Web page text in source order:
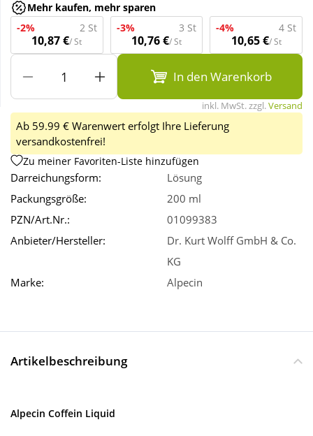
Sport & Fitness
Tierbedarf
Wellness
Mehr kaufen, mehr sparen
-2%
2 St
10,87 €/ St
-3% 3 St
10,76 €/ St
-4% 4 St
10,65 €/ St
In den Warenkorb
inkl. MwSt. zzgl.Versand
Ab 59.99 € Warenwert erfolgt Ihre Lieferung
versandkostenfrei!
Zu meiner Favoriten-Liste hinzufügen
Darreichungsform:
Lösung
Packungsgröße:
200 ml
PZN/Art.Nr.:
01099383
Anbieter/Hersteller:
Dr. Kurt Wolff GmbH & Co.
KG
Marke:
Alpecin
Artikelbeschreibung
Alpecin Coffein Liquid